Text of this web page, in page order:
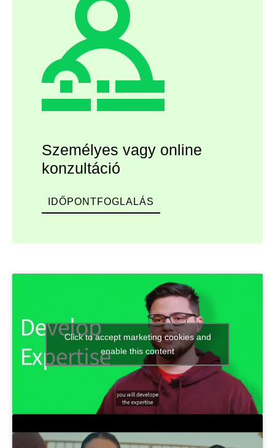
Személyes vagy online
konzultáció
IDŐPONTFOGLALÁS
Click to accept marketing cookies and
enable this content